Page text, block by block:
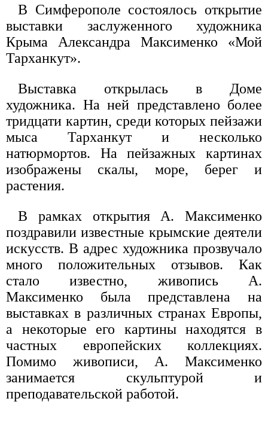
В Симферополе состоялось открытие
выставки заслуженного художника
Крыма Александра Максименко «Мой
Тарханкут».
Выставка открылась в Доме
художника. На ней представлено более
тридцати картин, среди которых пейзажи
мыса Тарханкут и несколько
натюрмортов. На пейзажных картинах
изображены скалы, море, берег и
растения.
В рамках открытия А. Максименко
поздравили известные крымские деятели
искусств. В адрес художника прозвучало
много положительных отзывов. Как
стало известно, живопись А.
Максименко была представлена на
выставках в различных странах Европы,
а некоторые его картины находятся в
частных европейских коллекциях.
Помимо живописи, А. Максименко
занимается скульптурой и
преподавательской работой.